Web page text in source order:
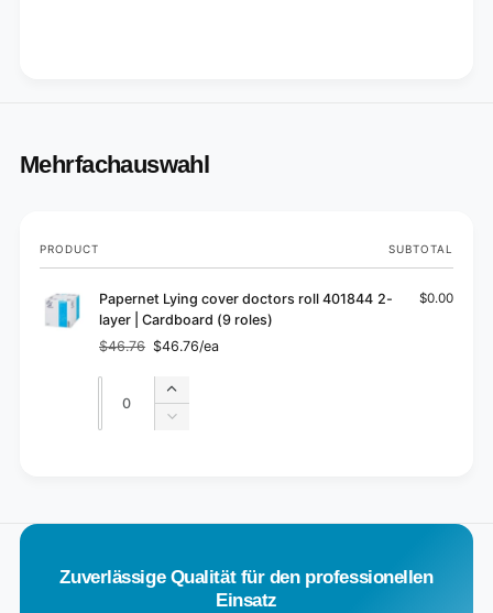
Mehrfachauswahl
Your
cart
PRODUCT SUBTOTAL
Papernet Lying cover doctors roll 401844 2-
layer | Cardboard (9 roles)
Regular
price
$46.76
Sale
price
$46.76/ea
$0.00
Quantity
Increase
quantity
Decrease
a
Zuverlässige Qualität für den professionellen
Einsatz